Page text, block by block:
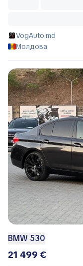
VogAuto.md
Молдова
BMW 530
21 499 €